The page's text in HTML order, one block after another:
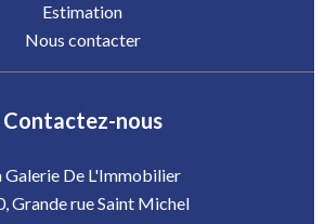
Estimation
Nous contacter
Contactez-nous
Galerie De L'Immobilier
Grande rue Saint Michel